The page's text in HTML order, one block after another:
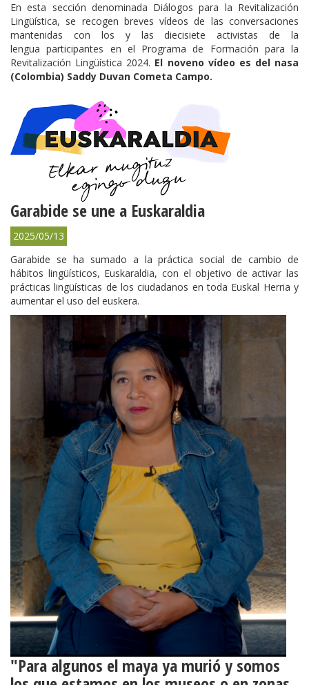
En esta sección denominada Diálogos para la Revitalización
Lingüística, se recogen breves vídeos de las conversaciones
mantenidas con los y las diecisiete activistas de la
lengua participantes en el Programa de Formación para la
Revitalización Lingüística 2024. El noveno vídeo es del nasa
(Colombia) Saddy Duvan Cometa Campo.
Garabide se une a Euskaraldia
2025/05/13
Garabide se ha sumado a la práctica social de cambio de
hábitos lingüísticos, Euskaraldia, con el objetivo de activar las
prácticas lingüísticas de los ciudadanos en toda Euskal Herria y
aumentar el uso del euskera.
"Para algunos el maya ya murió y somos